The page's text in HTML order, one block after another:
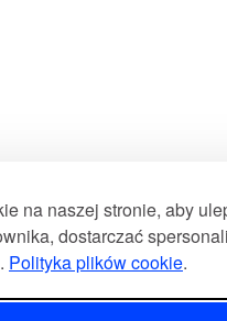
na naszej stronie, aby
dostarczać
Polityka plików cookie.